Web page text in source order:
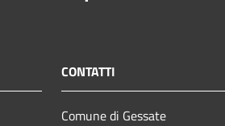
CONTATTI
Comune di Gessate